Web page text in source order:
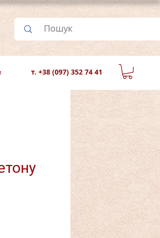
т. +38 (097) 352 74 41